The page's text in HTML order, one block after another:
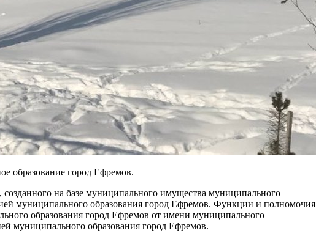
образование город Ефремов.
на базе муниципального имущества муниципального
муниципального образования город Ефремов. Функции и полномочия
образования город Ефремов от имени муниципального
муниципального образования город Ефремов.